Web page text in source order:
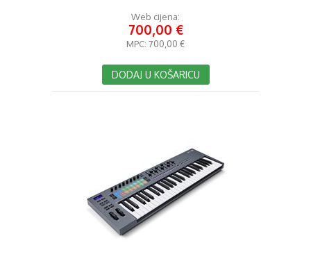
Web cijena:
700,00 €
MPC: 700,00 €
DODAJ U KOŠARICU